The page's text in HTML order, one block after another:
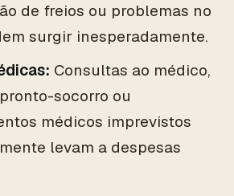
de freios ou problemas no
surgir inesperadamente.
Consultas ao médico,
socorro ou
médicos imprevistos
levam a despesas